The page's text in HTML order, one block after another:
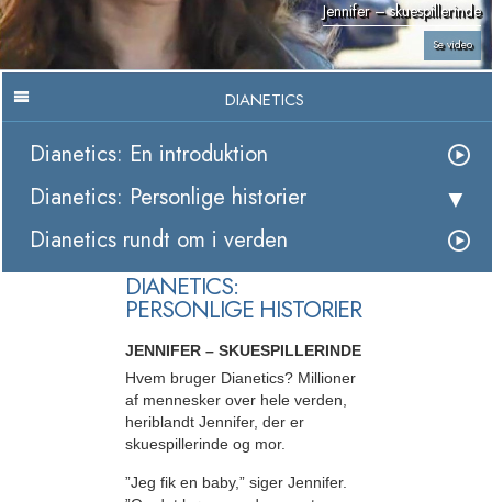
Jennifer – skuespillerinde
Se video
DIANETICS
Dianetics: En introduktion
Dianetics: Personlige historier
Dianetics rundt om i verden
DIANETICS:
PERSONLIGE HISTORIER
JENNIFER – SKUESPILLERINDE
Hvem bruger Dianetics? Millioner
af mennesker over hele verden,
heriblandt Jennifer, der er
skuespillerinde og mor.
”Jeg fik en baby,” siger Jennifer.